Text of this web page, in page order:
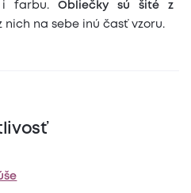
i farbu. Obliečky sú šité z
nich na sebe inú časť vzoru.